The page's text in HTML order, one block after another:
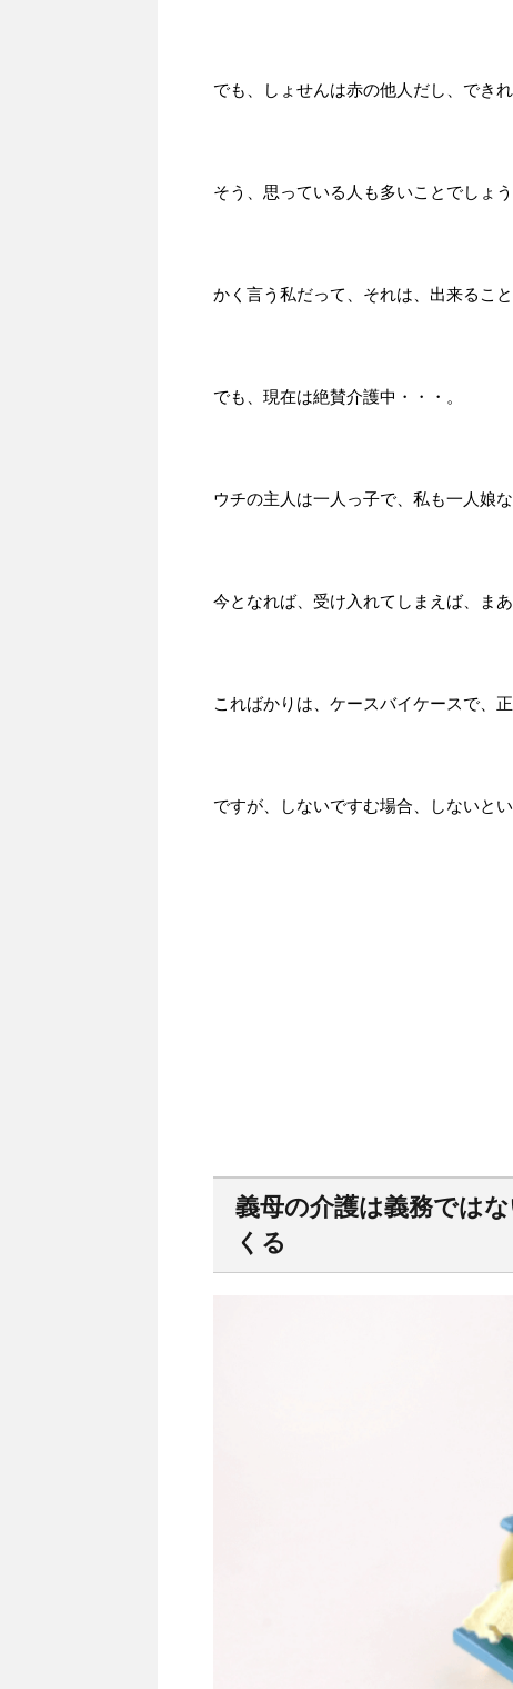
でも、しょせんは赤の他人だし、でき
そう、思っている人も多いことでしょう
かく言う私だって、それは、出来るこ
でも、現在は絶賛介護中・・・。
ウチの主人は一人っ子で、私も一人娘
今となれば、受け入れてしまえば、ま
こればかりは、ケースバイケースで、
ですが、しないですむ場合、しないと
義母の介護は義務では
くる